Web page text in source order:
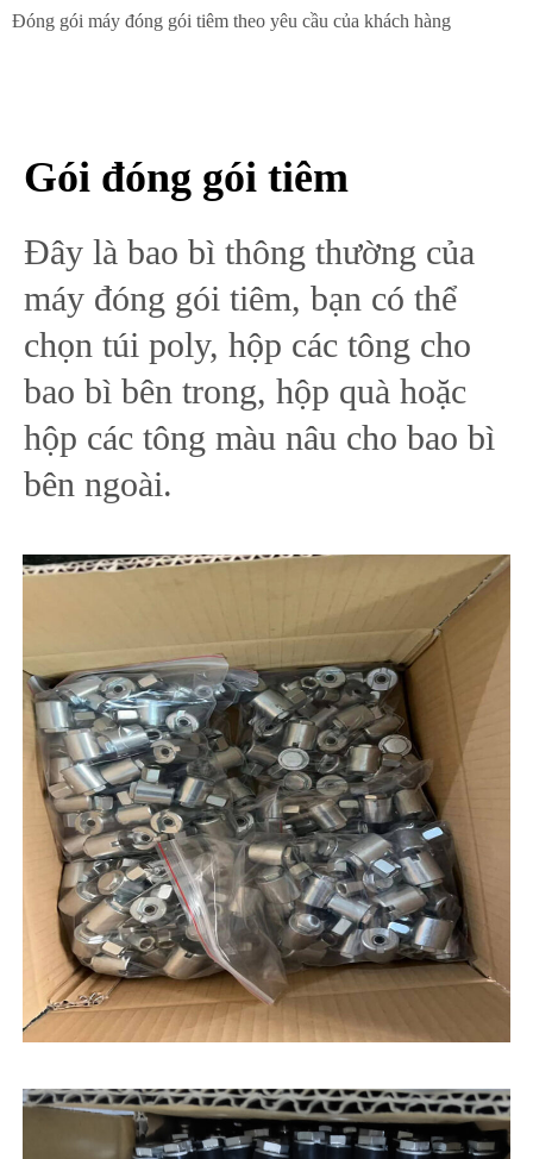
Đóng gói máy đóng gói tiêm theo yêu cầu của khách hàng
Gói đóng gói tiêm
Đây là bao bì thông thường của
máy đóng gói tiêm, bạn có thể
chọn túi poly, hộp các tông cho
bao bì bên trong, hộp quà hoặc
hộp các tông màu nâu cho bao bì
bên ngoài.